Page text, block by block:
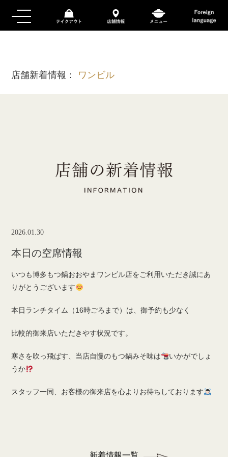
店舗新着情報： ワンビル
2026.01.30
本日の空席情報
いつも博多もつ鍋おおやまワンビル店をご利用いただき誠にあ
りがとうございます
本日ランチタイム（16時ごろまで）は、御予約も少なく
比較的御来店いただきやす状況です。
寒さを吹っ飛ばす、当店自慢のもつ鍋みそ味は
いかがでしょ
うか
スタッフ一同、お客様の御来店を心よりお待ちしております